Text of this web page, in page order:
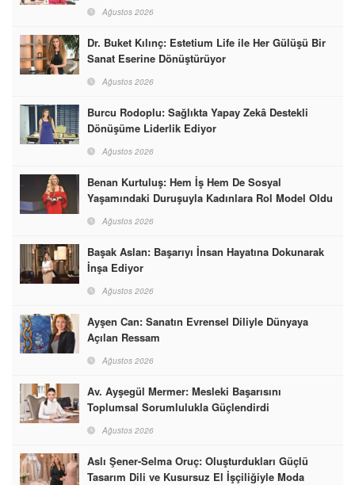
Ağustos 2026
Dr. Buket Kılınç: Estetium Life ile Her Gülüşü Bir
Sanat Eserine Dönüştürüyor
Ağustos 2026
Burcu Rodoplu: Sağlıkta Yapay Zekâ Destekli
Dönüşüme Liderlik Ediyor
Ağustos 2026
Benan Kurtuluş: Hem İş Hem De Sosyal
Yaşamındaki Duruşuyla Kadınlara Rol Model Oldu
Ağustos 2026
Başak Aslan: Başarıyı İnsan Hayatına Dokunarak
İnşa Ediyor
Ağustos 2026
Ayşen Can: Sanatın Evrensel Diliyle Dünyaya
Açılan Ressam
Ağustos 2026
Av. Ayşegül Mermer: Mesleki Başarısını
Toplumsal Sorumlulukla Güçlendirdi
Ağustos 2026
Aslı Şener-Selma Oruç: Oluşturdukları Güçlü
Tasarım Dili ve Kusursuz El İşçiliğiyle Moda